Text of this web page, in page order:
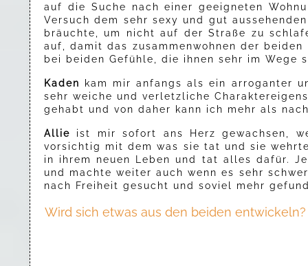
auf die Suche nach einer geeigneten
Versuch dem sehr sexy und gut
bräuchte, um nicht auf der Straße zu
auf, damit das zusammenwohnen der
bei beiden Gefühle, die ihnen sehr im Wege
Kaden
kam mir anfangs als ein arroganter
sehr weiche und verletzliche
gehabt und von daher kann ich mehr als
Allie ist mir sofort ans Herz gewachsen,
vorsichtig mit dem was sie tat und sie
in ihrem neuen Leben und tat alles dafür.
und machte weiter auch wenn es sehr
nach Freiheit gesucht und soviel mehr
Wird sich etwas aus den beiden